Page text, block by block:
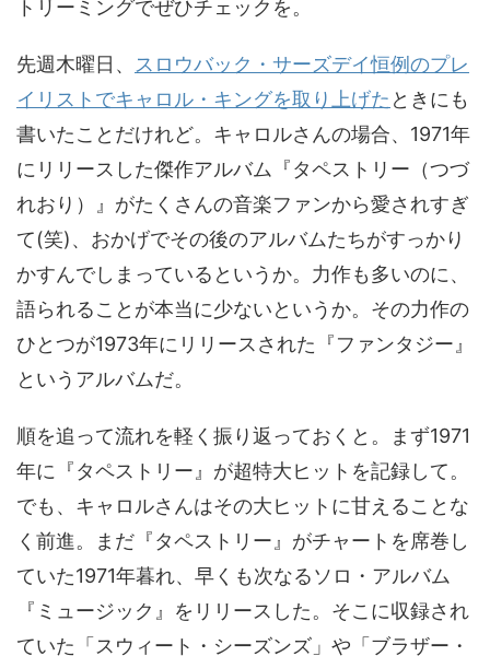
トリーミングでぜひチェックを。
先週木曜日、
スロウバック・サーズデイ恒例のプレ
イリストでキャロル・キングを取り上げた ときにも
書いたことだけれど。キャロルさんの場合、1971年
にリリースした傑作アルバム『タペストリー（つづ
れおり）』がたくさんの音楽ファンから愛されすぎ
て(笑)、おかげでその後のアルバムたちがすっかり
かすんでしまっているというか。力作も多いのに、
語られることが本当に少ないというか。その力作の
ひとつが1973年にリリースされた『ファンタジー』
というアルバムだ。
順を追って流れを軽く振り返っておくと。まず1971
年に『タペストリー』が超特大ヒットを記録して。
でも、キャロルさんはその大ヒットに甘えることな
く前進。まだ『タペストリー』がチャートを席巻し
ていた1971年暮れ、早くも次なるソロ・アルバム
『ミュージック』をリリースした。そこに収録され
ていた「スウィート・シーズンズ」や「ブラザー・